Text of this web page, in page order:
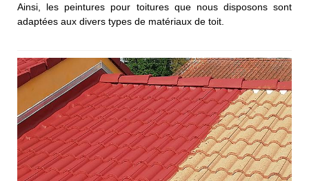
Ainsi, les peintures pour toitures que nous disposons sont
adaptées aux divers types de matériaux de toit.